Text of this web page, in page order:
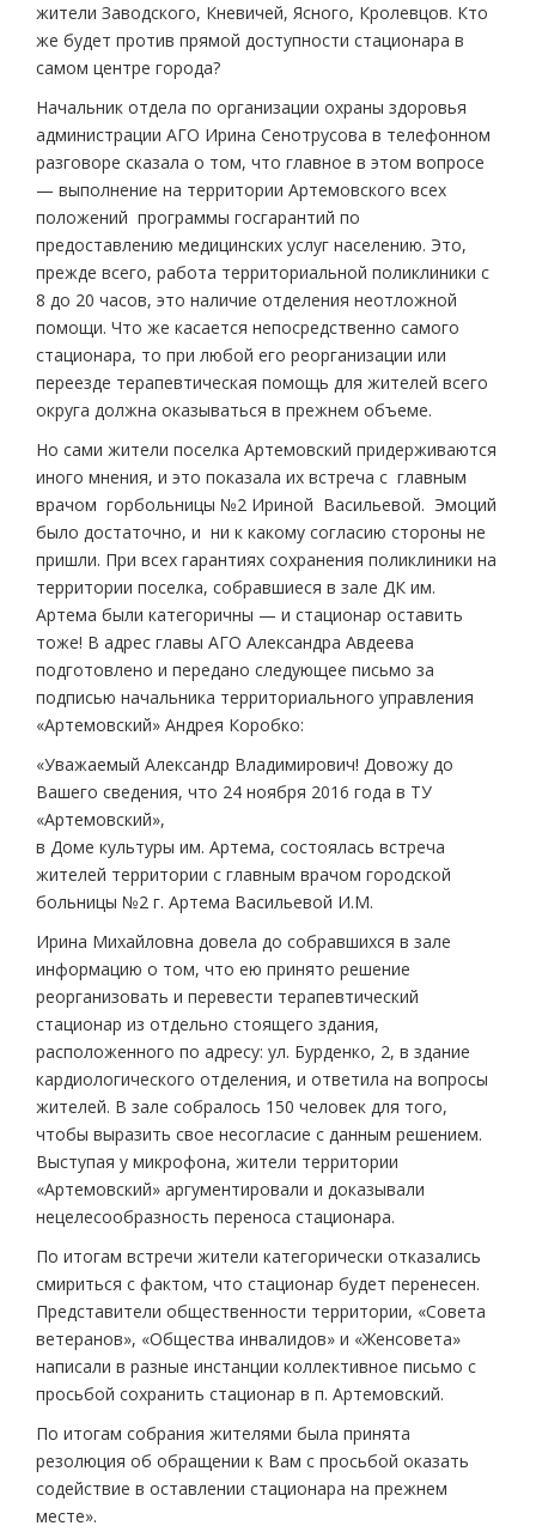
жители Заводского, Кневичей, Ясного, Кролевцов. Кто
же будет против прямой доступности стационара в
самом центре города?
Начальник отдела по организации охраны здоровья
администрации АГО Ирина Сенотрусова в телефонном
разговоре сказала о том, что главное в этом вопросе
— выполнение на территории Артемовского всех
положений программы госгарантий по
предоставлению медицинских услуг населению. Это,
прежде всего, работа территориальной поликлиники с
8 до 20 часов, это наличие отделения неотложной
помощи. Что же касается непосредственно самого
стационара, то при любой его реорганизации или
переезде терапевтическая помощь для жителей всего
округа должна оказываться в прежнем объеме.
Но сами жители поселка Артемовский придерживаются
иного мнения, и это показала их встреча с главным
врачом горбольницы №2 Ириной Васильевой. Эмоций
было достаточно, и ни к какому согласию стороны не
пришли. При всех гарантиях сохранения поликлиники на
территории поселка, собравшиеся в зале ДК им.
Артема были категоричны — и стационар оставить
тоже! В адрес главы АГО Александра Авдеева
подготовлено и передано следующее письмо за
подписью начальника территориального управления
«Артемовский» Андрея Коробко:
«Уважаемый Александр Владимирович! Довожу до
Вашего сведения, что 24 ноября 2016 года в ТУ
«Артемовский»,
в Доме культуры им. Артема, состоялась встреча
жителей территории с главным врачом городской
больницы №2 г. Артема Васильевой И.М.
Ирина Михайловна довела до собравшихся в зале
информацию о том, что ею принято решение
реорганизовать и перевести терапевтический
стационар из отдельно стоящего здания,
расположенного по адресу: ул. Бурденко, 2, в здание
кардиологического отделения, и ответила на вопросы
жителей. В зале собралось 150 человек для того,
чтобы выразить свое несогласие с данным решением.
Выступая у микрофона, жители территории
«Артемовский» аргументировали и доказывали
нецелесообразность переноса стационара.
По итогам встречи жители категорически отказались
смириться с фактом, что стационар будет перенесен.
Представители общественности территории, «Совета
ветеранов», «Общества инвалидов» и «Женсовета»
написали в разные инстанции коллективное письмо с
просьбой сохранить стационар в п. Артемовский.
По итогам собрания жителями была принята
резолюция об обращении к Вам с просьбой оказать
содействие в оставлении стационара на прежнем
месте».